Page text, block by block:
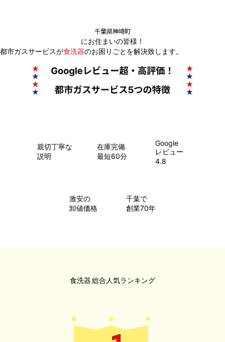
にお住まいの皆様！
千葉県神埼町
都市ガスサービスが食洗器のお困りごとを解決致します。
親切丁寧な
説明
在庫完備
最短60分
Google
レビュー
4.8
​激安の
卸値価格
千葉で
創業70年
総合人気ランキング
食洗器